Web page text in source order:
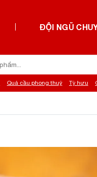
ĐỘI NGŨ
Quả cầu phong thuỷ Tỳ hưu